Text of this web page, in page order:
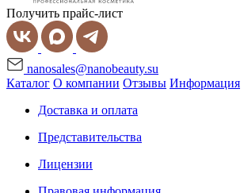
Получить прайс-лист
nanosales@nanobeauty.su
Каталог О компании Отзывы Информация
Доставка и оплата
Представительства
Лицензии